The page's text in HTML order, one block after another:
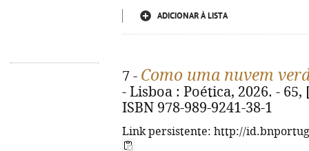
ADICIONAR À LISTA
7 - Como uma nuvem
- Lisboa : Poética, 2026. -
ISBN 978-989-9241-38-1
Link persistente: http://